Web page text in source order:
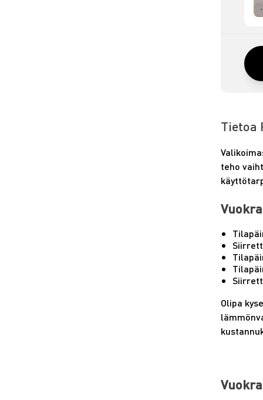
Tietoa
teho
Olipa